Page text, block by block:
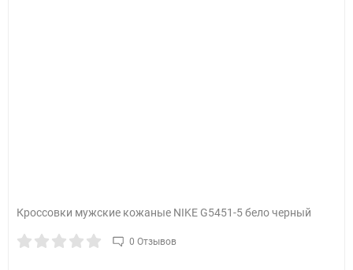
Кроссовки мужские кожаные NIKE G5451-5 бело черный
0 Отзывов